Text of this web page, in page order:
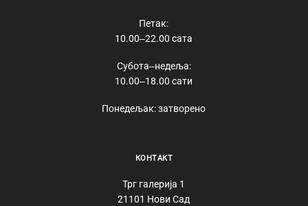
Петак:
10.00‒22.00 сата
Субота‒недеља:
10.00‒18.00 сати
Понедељак: затворено
КОНТАКТ
Трг галерија 1
21101 Нови Сад